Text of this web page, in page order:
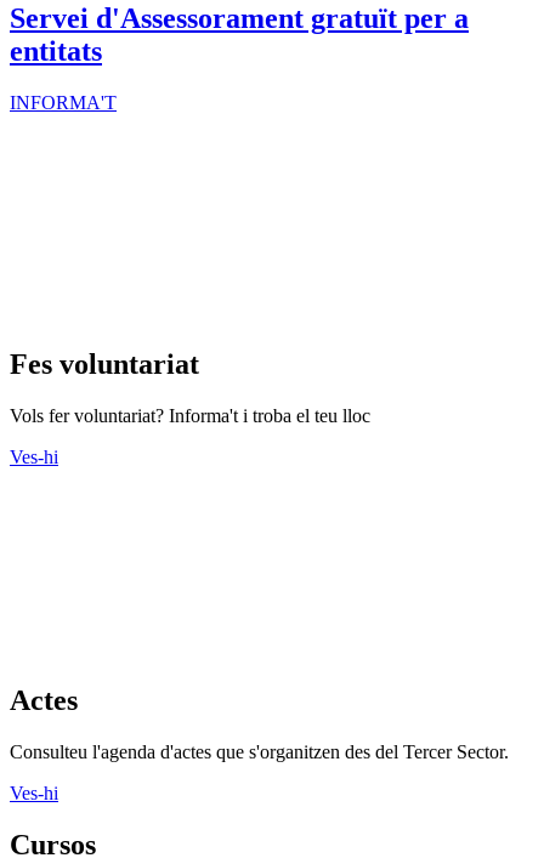
Servei d'Assessorament gratuït per a
entitats
INFORMA'T
Fes voluntariat
Vols fer voluntariat? Informa't i troba el teu lloc
Ves-hi
Actes
Consulteu l'agenda d'actes que s'organitzen des del Tercer Sector.
Ves-hi
Cursos